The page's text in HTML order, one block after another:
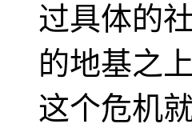
过具体的
的地基之
这个危机